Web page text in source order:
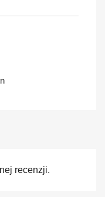
recenzji.